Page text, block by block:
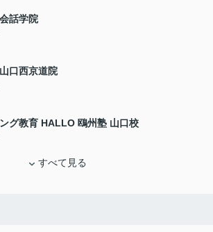
話学院
口西京道院
グ教育 HALLO 鴎州塾 山口校
すべて見る